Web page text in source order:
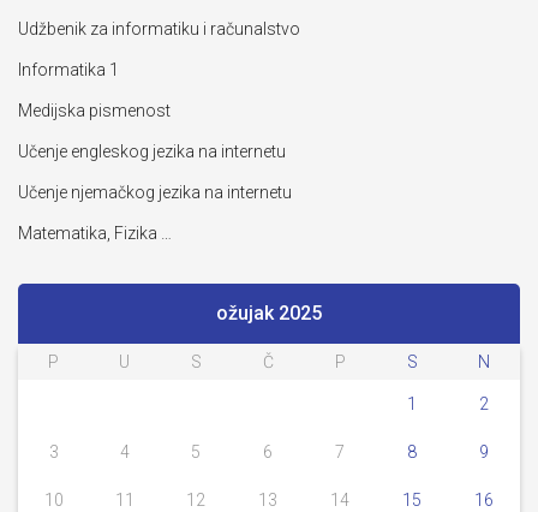
Udžbenik za informatiku i računalstvo
Informatika 1
Medijska pismenost
Učenje engleskog jezika na internetu
Učenje njemačkog jezika na internetu
Matematika, Fizika …
ožujak 2025
P U S Č P S N
1 2
3 4 5 6 7 8 9
10 11 12 13 14 15 16